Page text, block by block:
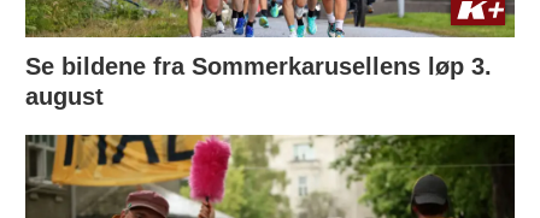
Se bildene fra Sommerkarusellens løp 3.
august